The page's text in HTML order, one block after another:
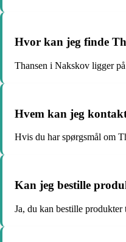
Hvor kan jeg finde
Thansen i Nakskov ligger
Hvem kan jeg
Hvis du har spørgsmål om
Kan jeg bestille
Ja, du kan bestille